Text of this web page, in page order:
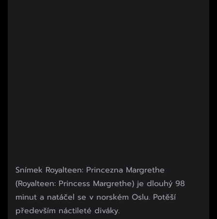
Snímek Royalteen: Princezna Margrethe
(Royalteen: Princess Margrethe) je dlouhý 98
minut a natáčel se v norském Oslu. Potěší
především náctileté diváky.